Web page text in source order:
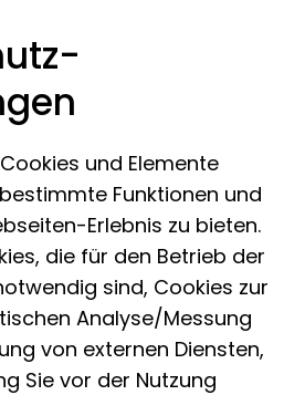
nur nützen,
sie
lebendig
von Humboldt (1769-1859)
und Elemente
Funktionen und
Erlebnis zu bieten.
die für den Betrieb der
sind, Cookies zur
Analyse/Messung
von externen Diensten,
Sie vor der Nutzung